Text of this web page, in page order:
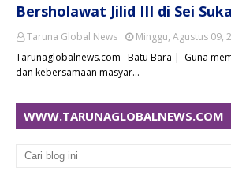
Bersholawat Jilid III di Sei Suka
Taruna Global News
Minggu, Agustus 09,
Tarunaglobalnews.com Batu Bara | Guna
dan kebersamaan masyar…
WWW.TARUNAGLOBALNEWS.COM